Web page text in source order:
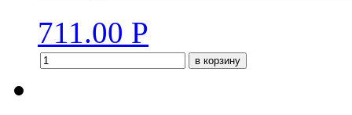
711.00 Р
в корзину